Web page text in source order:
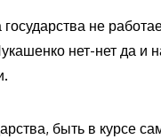
не
нет-нет да и
быть в курсе